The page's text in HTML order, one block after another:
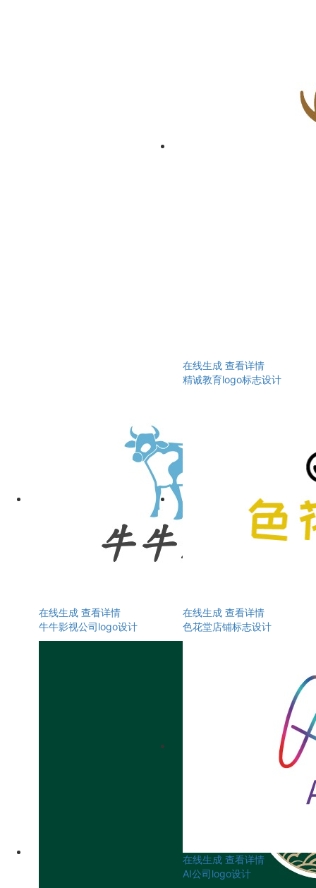
在线生成 查看详情
精诚教育logo标志设计
在线生成 查看详情
牛牛影视公司logo设计
在线生成 查看详情
色花堂店铺标志设计
在线生成 查看详情
AI公司logo设计